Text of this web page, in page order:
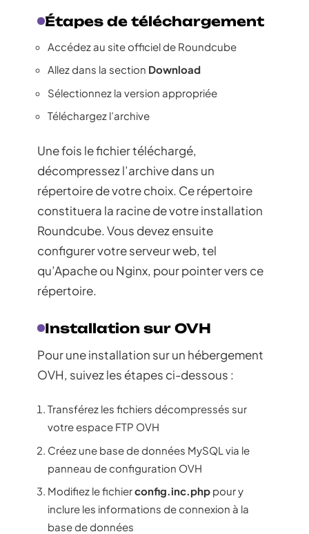
Étapes de téléchargement
Accédez au site officiel de Roundcube
Allez dans la section Download
Sélectionnez la version appropriée
Téléchargez l’archive
Une fois le fichier téléchargé,
décompressez l’archive dans un
répertoire de votre choix. Ce répertoire
constituera la racine de votre installation
Roundcube. Vous devez ensuite
configurer votre serveur web, tel
qu’Apache ou Nginx, pour pointer vers ce
répertoire.
Installation sur OVH
Pour une installation sur un hébergement
OVH, suivez les étapes ci-dessous :
Transférez les fichiers décompressés sur
votre espace FTP OVH
Créez une base de données MySQL via le
panneau de configuration OVH
Modifiez le fichierconfig.inc.php pour y
inclure les informations de connexion à la
base de données